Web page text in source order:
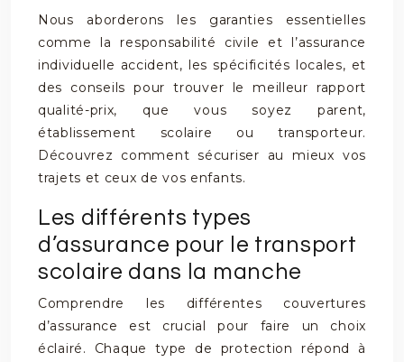
Nous aborderons les garanties essentielles
comme la responsabilité civile et l’assurance
individuelle accident, les spécificités locales, et
des conseils pour trouver le meilleur rapport
qualité-prix, que vous soyez parent,
établissement scolaire ou transporteur.
Découvrez comment sécuriser au mieux vos
trajets et ceux de vos enfants.
Les différents types
d’assurance pour le transport
scolaire dans la manche
Comprendre les différentes couvertures
d’assurance est crucial pour faire un choix
éclairé. Chaque type de protection répond à